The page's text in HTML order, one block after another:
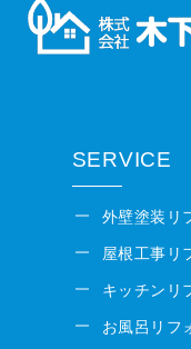
SERVICE
外壁塗装リ
屋根工事リ
キッチンリ
お風呂リフ